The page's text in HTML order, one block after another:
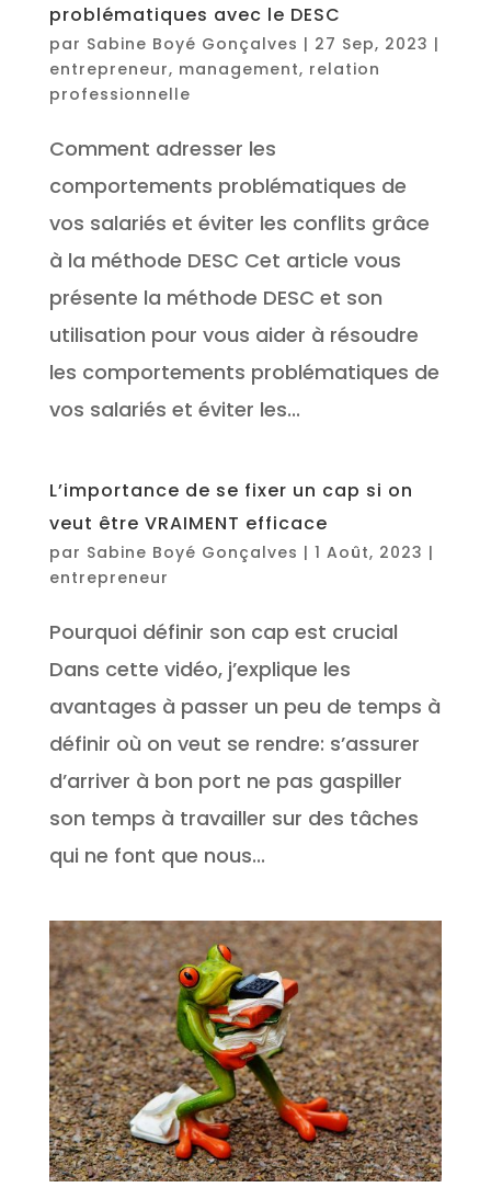
problématiques avec le DESC
par Sabine Boyé Gonçalves | 27 Sep, 2023 |
entrepreneur, management, relation
professionnelle
Comment adresser les
comportements problématiques de
vos salariés et éviter les conflits grâce
à la méthode DESC Cet article vous
présente la méthode DESC et son
utilisation pour vous aider à résoudre
les comportements problématiques de
vos salariés et éviter les...
L’importance de se fixer un cap si on
veut être VRAIMENT efficace
par Sabine Boyé Gonçalves | 1 Août, 2023 |
entrepreneur
Pourquoi définir son cap est crucial
Dans cette vidéo, j’explique les
avantages à passer un peu de temps à
définir où on veut se rendre: s’assurer
d’arriver à bon port ne pas gaspiller
son temps à travailler sur des tâches
qui ne font que nous...